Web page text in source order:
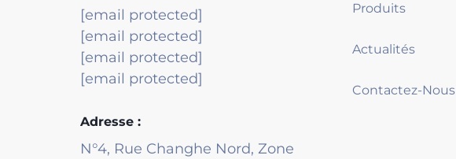
[email protected]
[email protected]
[email protected]
[email protected]
Adresse :
N°4, Rue Changhe Nord, Zone
Produits
Actualités
Contactez-Nous